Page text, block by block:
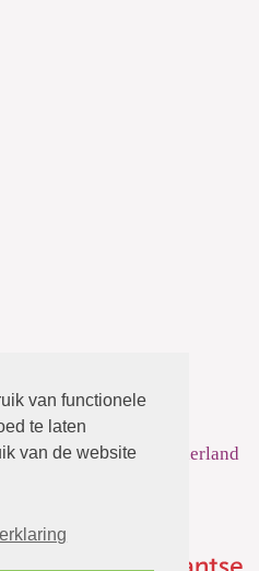
van functionele
te laten
van de website
tussen de
Kerk in Nederland
B.V.